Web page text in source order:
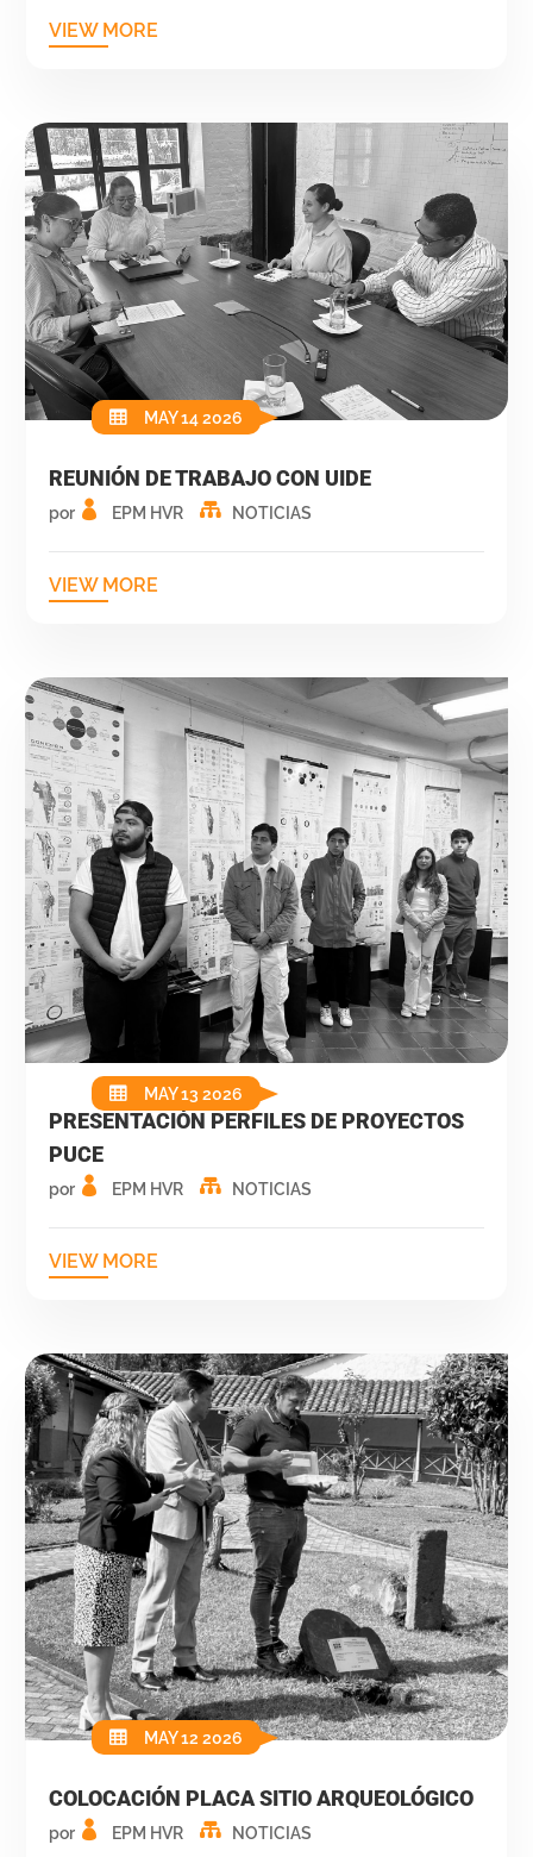
VIEW MORE
REUNIÓN DE TRABAJO CON UIDE
por EPM HVR
MAY 14 2026
NOTICIAS
VIEW MORE
PRESENTACIÓN PERFILES DE PROYECTOS
PUCE
por EPM HVR
MAY 13 2026
NOTICIAS
VIEW MORE
COLOCACIÓN PLACA SITIO ARQUEOLÓGICO
por EPM HVR
MAY 12 2026
NOTICIAS